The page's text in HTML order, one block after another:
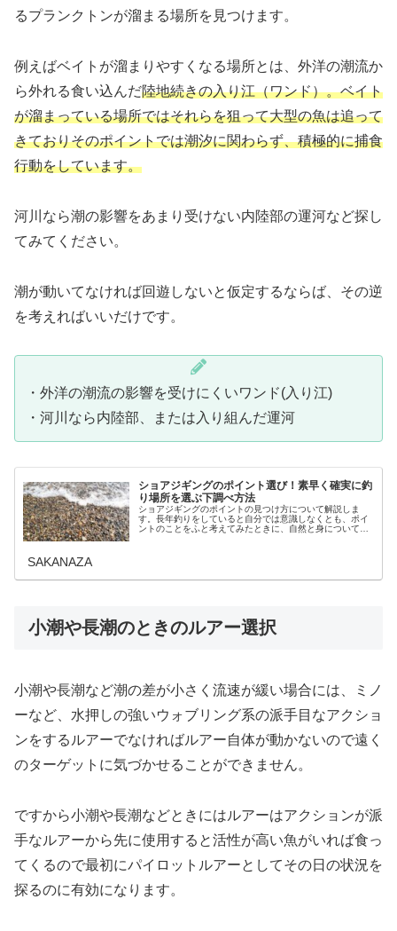
るプランクトンが溜まる場所を見つけます。
例えばベイトが溜まりやすくなる場所とは、外洋の潮流か
ら外れる食い込んだ陸地続きの入り江（ワンド）。ベイト
が溜まっている場所ではそれらを狙って大型の魚は追って
きておりそのポイントでは潮汐に関わらず、積極的に捕食
行動をしています。
河川なら潮の影響をあまり受けない内陸部の運河など探し
てみてください。
潮が動いてなければ回遊しないと仮定するならば、その逆
を考えればいいだけです。
・外洋の潮流の影響を受けにくいワンド(入り江)
・河川なら内陸部、または入り組んだ運河
ショアジギングのポイント選び！素早く確実に釣
り場所を選ぶ下調べ方法
ショアジギングのポイントの見つけ方について解説しま
す。長年釣りをしていると自分では意識しなくとも、ポイ
ントのことをふと考えてみたときに、自然と身についてい
SAKANAZA
小潮や長潮のときのルアー選択
小潮や長潮など潮の差が小さく流速が緩い場合には、ミノ
ーなど、水押しの強いウォブリング系の派手目なアクショ
ンをするルアーでなければルアー自体が動かないので遠く
のターゲットに気づかせることができません。
ですから小潮や長潮などときにはルアーはアクションが派
手なルアーから先に使用すると活性が高い魚がいれば食っ
てくるので最初にパイロットルアーとしてその日の状況を
探るのに有効になります。